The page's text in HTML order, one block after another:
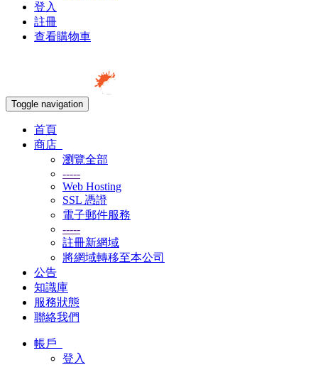
登入
註冊
查看購物車
Toggle navigation
首頁
商店
瀏覽全部
-----
Web Hosting
SSL 憑證
電子郵件服務
-----
註冊新網域
將網域轉移至本公司
公告
知識庫
服務狀態
聯絡我們
帳戶
登入